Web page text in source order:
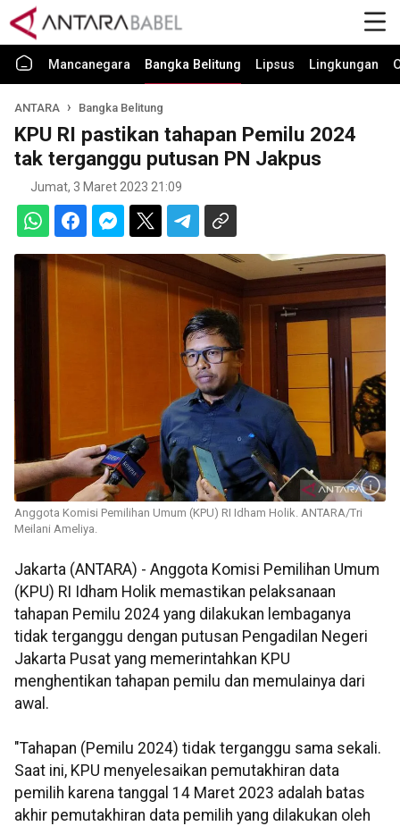
Mancanegara Bangka Belitung Lipsus Lingkungan
ANTARA Bangka Belitung
KPU RI pastikan tahapan Pemilu 2024
tak terganggu putusan PN Jakpus
Jumat, 3 Maret 2023 21:09
Anggota Komisi Pemilihan Umum (KPU) RI Idham Holik. ANTARA/Tri
Meilani Ameliya.
Jakarta (ANTARA) - Anggota Komisi Pemilihan Umum
(KPU) RI Idham Holik memastikan pelaksanaan
tahapan Pemilu 2024 yang dilakukan lembaganya
tidak terganggu dengan putusan Pengadilan Negeri
Jakarta Pusat yang memerintahkan KPU
menghentikan tahapan pemilu dan memulainya dari
awal.
"Tahapan (Pemilu 2024) tidak terganggu sama sekali.
Saat ini, KPU menyelesaikan pemutakhiran data
pemilih karena tanggal 14 Maret 2023 adalah batas
akhir pemutakhiran data pemilih yang dilakukan oleh